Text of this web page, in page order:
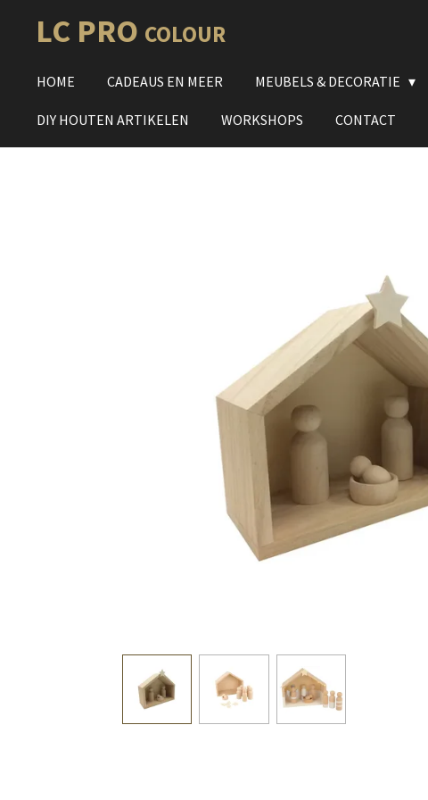
directLC PRO COLOUR
HOME CADEAUS EN MEER MEUBELS & DECORATIE
DIY HOUTEN ARTIKELEN WORKSHOPS CONTACT